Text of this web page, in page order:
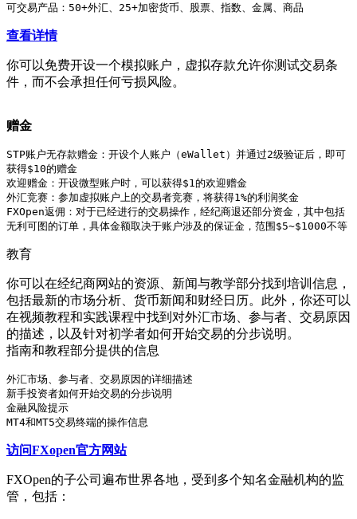
可交易产品：50+外汇、25+加密货币、股票、指数、金属、商品
查看详情
你可以免费开设一个模拟账户，虚拟存款允许你测试交易条
件，而不会承担任何亏损风险。
赠金
STP账户无存款赠金：开设个人账户（eWallet）并通过2级验证后，即可
获得$10的赠金
欢迎赠金：开设微型账户时，可以获得$1的欢迎赠金
外汇竞赛：参加虚拟账户上的交易者竞赛，将获得1%的利润奖金
FXOpen返佣：对于已经进行的交易操作，经纪商退还部分资金，其中包括
无利可图的订单，具体金额取决于账户涉及的保证金，范围$5~$1000不等
教育
你可以在经纪商网站的资源、新闻与教学部分找到培训信息，
包括最新的市场分析、货币新闻和财经日历。此外，你还可以
在视频教程和实践课程中找到对外汇市场、参与者、交易原因
的描述，以及针对初学者如何开始交易的分步说明。
指南和教程部分提供的信息
外汇市场、参与者、交易原因的详细描述
新手投资者如何开始交易的分步说明
金融风险提示
MT4和MT5交易终端的操作信息
访问FXopen官方网站
FXOpen的子公司遍布世界各地，受到多个知名金融机构的监
管，包括：